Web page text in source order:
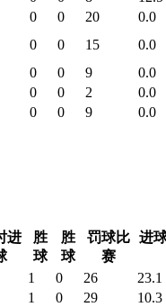
0 0 20 0.0
0 0 15 0.0
0 0 9 0.0
0 0 2 0.0
0 0 9 0.0
进
胜
球
胜
球
罚球比
赛
进
1 0 26 23.1
1 0 29 10.3